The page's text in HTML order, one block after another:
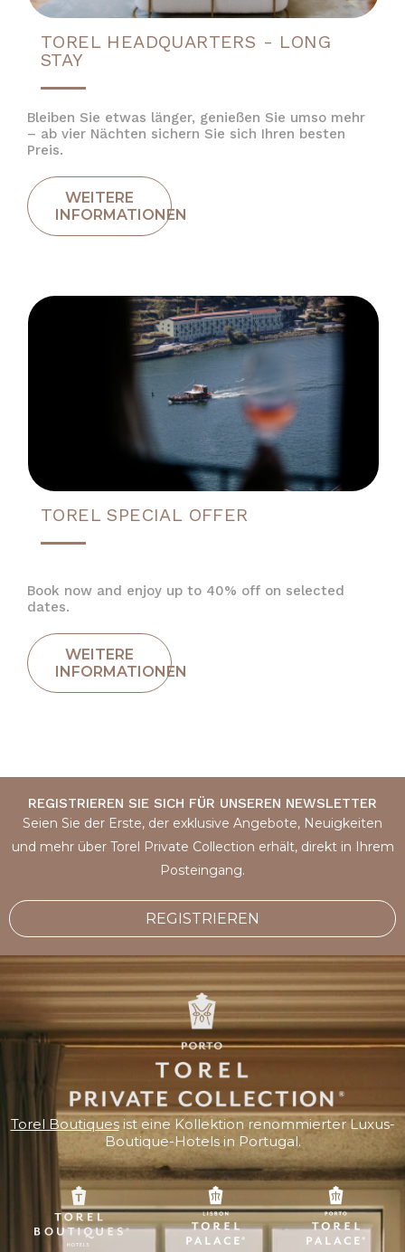
TOREL HEADQUARTERS - LONG
STAY
Bleiben Sie etwas länger, genießen Sie umso mehr
– ab vier Nächten sichern Sie sich Ihren besten
Preis.
TOREL SPECIAL OFFER
Book now and enjoy up to 40% off on selected
dates.
REGISTRIEREN SIE SICH FÜR UNSEREN NEWSLETTER
Seien Sie der Erste, der exklusive Angebote, Neuigkeiten
und mehr über Torel Private Collection erhält, direkt in Ihrem
Posteingang.
REGISTRIEREN
Torel Boutiquesist eine Kollektion renommierter Luxus-
Boutique-Hotels in Portugal.